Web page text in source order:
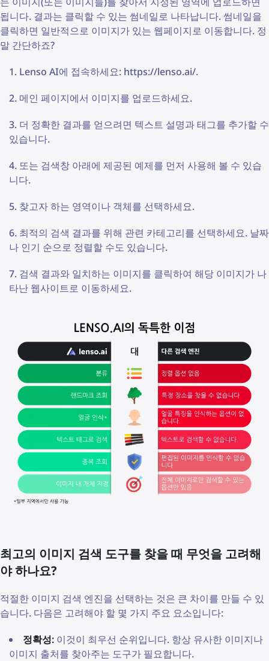
됩니다. 결과는 클릭할 수 있는 썸네일로 나타납니다. 썸네일을
클릭하면 일반적으로 이미지가 있는 웹페이지로 이동합니다. 정
말 간단하죠?
Lenso AI에 접속하세요: https://lenso.ai/.
메인 페이지에서 이미지를 업로드하세요.
더 정확한 결과를 얻으려면 텍스트 설명과 태그를 추가할 수
있습니다.
또는 검색창 아래에 제공된 예제를 먼저 사용해 볼 수 있습
니다.
찾고자 하는 영역이나 객체를 선택하세요.
최적의 검색 결과를 위해 관련 카테고리를 선택하세요. 날짜
나 인기 순으로 정렬할 수도 있습니다.
검색 결과와 일치하는 이미지를 클릭하여 해당 이미지가 나
타난 웹사이트로 이동하세요.
최고의 이미지 검색 도구를 찾을 때 무엇을 고려해
야 하나요?
적절한 이미지 검색 엔진을 선택하는 것은 큰 차이를 만들 수 있
습니다. 다음은 고려해야 할 몇 가지 주요 요소입니다:
정확성: 이것이 최우선 순위입니다. 항상 유사한 이미지나
이미지 출처를 찾아주는 도구가 필요합니다.